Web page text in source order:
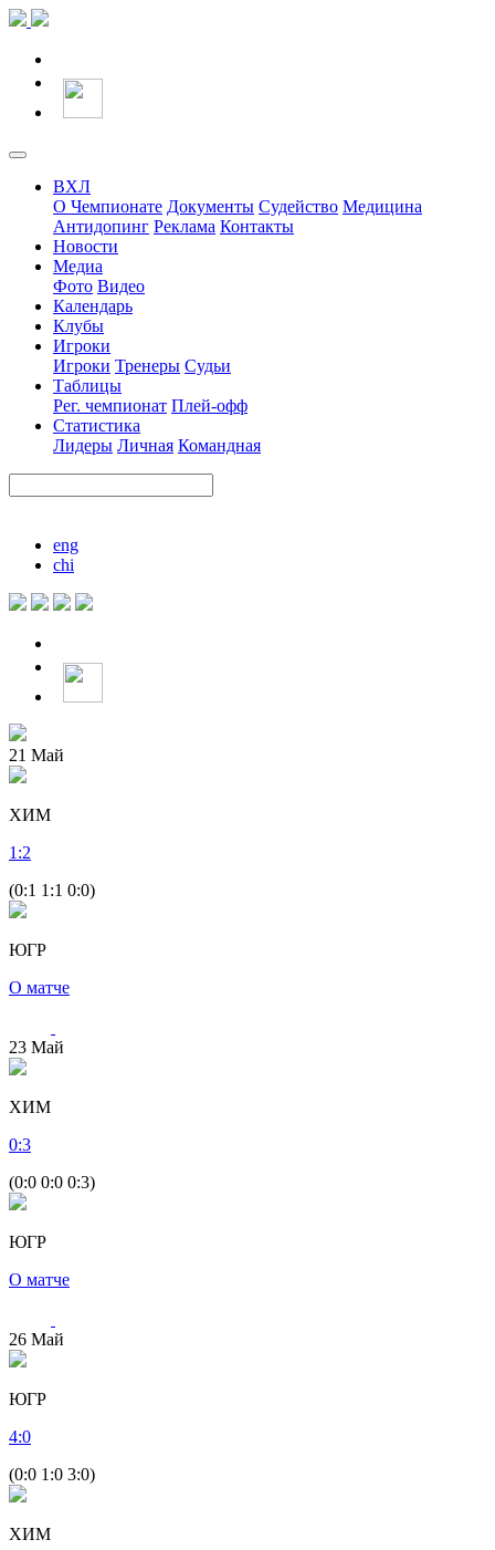
ВХЛ
О Чемпионате Документы Судейство Медицина
Антидопинг Реклама Контакты
Новости
Медиа
Фото Видео
Календарь
Клубы
Игроки
Игроки Тренеры Судьи
Таблицы
Рег. чемпионат Плей-офф
Статистика
Лидеры Личная Командная
eng
chi
21 Май
ХИМ
1 :2
(0:1 1:1 0:0)
ЮГР
О матче
23 Май
ХИМ
0:3
(0:0 0:0 0:3)
ЮГР
О матче
26 Май
ЮГР
4:0
(0:0 1:0 3:0)
ХИМ